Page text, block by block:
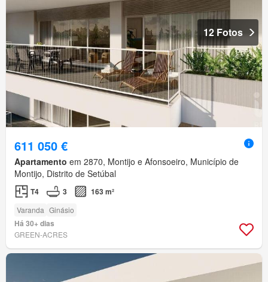
12 Fotos
611 050 €
Apartamento em 2870, Montijo e Afonsoeiro, Município de
Montijo, Distrito de Setúbal
T4 3 163 m²
Varanda Ginásio
Há 30+ dias
GREEN-ACRES